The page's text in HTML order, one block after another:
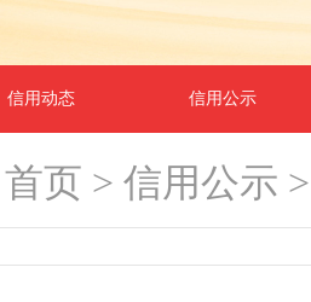
信用动态 信用公示
首页 > 信用公示